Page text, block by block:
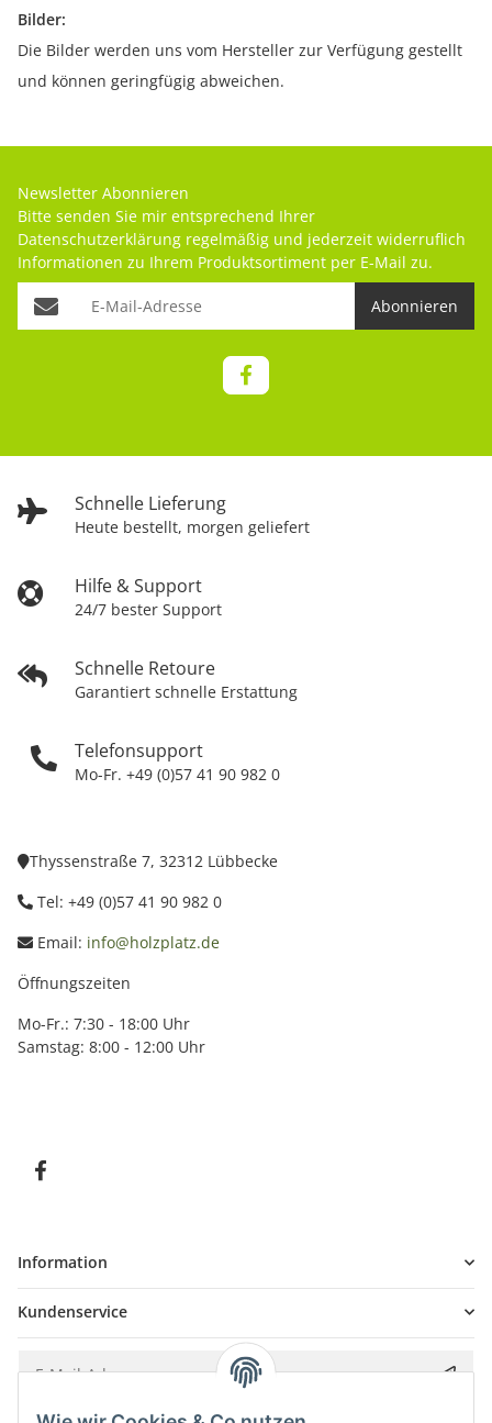
Bilder:
Die Bilder werden uns vom Hersteller zur Verfügung gestellt
und können geringfügig abweichen.
Schnelle Lieferung
Heute bestellt, morgen geliefert
Hilfe & Support
24/7 bester Support
Schnelle Retoure
Garantiert schnelle Erstattung
Telefonsupport
Mo-Fr. +49 (0)57 41 90 982 0
Newsletter Abonnieren
Bitte senden Sie mir entsprechend Ihrer
Datenschutzerklärung regelmäßig und jederzeit widerruflich
Informationen zu Ihrem Produktsortiment per E-Mail zu.
Abonnieren
Thyssenstraße 7, 32312 Lübbecke
Tel: +49 (0)57 41 90 982 0
Email: info@holzplatz.de
Öffnungszeiten
Mo-Fr.: 7:30 - 18:00 Uhr
Samstag: 8:00 - 12:00 Uhr
Information
Kundenservice